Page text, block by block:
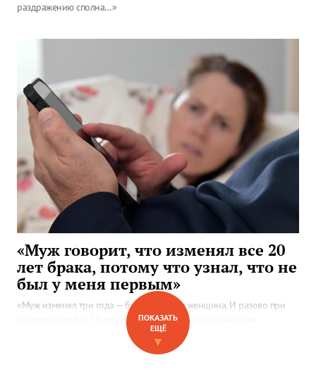
раздражению сполна…»
«Муж говорит, что изменял все 20
лет брака, потому что узнал, что не
был у меня первым»
«Муж изменял три года — была любимая женщина. И разово при
возможности все 20 лет совместной жизни со случайными
женщинами. Все вскрылось. Остались в семье и на протяжении 10
месяцев то любовь, то ссоры, то драки…»
ПОКАЗАТЬ
ЕЩЁ
▼